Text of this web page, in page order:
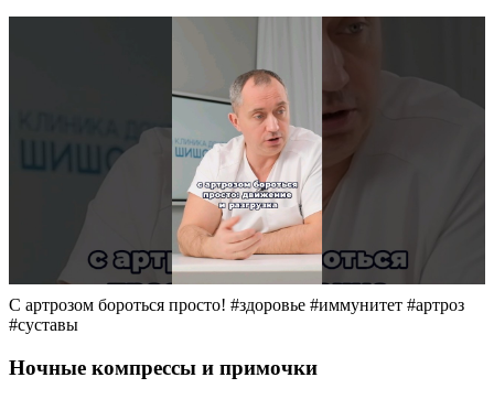
С артрозом бороться просто! #здоровье #иммунитет #артроз
#суставы
Ночные компрессы и примочки